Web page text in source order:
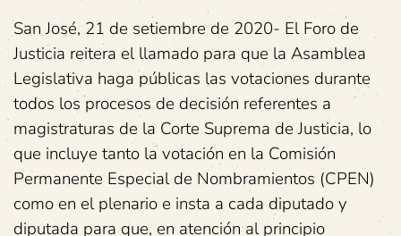
San José, 21 de setiembre de 2020- El Foro de
Justicia reitera el llamado para que la Asamblea
Legislativa haga públicas las votaciones durante
todos los procesos de decisión referentes a
magistraturas de la Corte Suprema de Justicia, lo
que incluye tanto la votación en la Comisión
Permanente Especial de Nombramientos (CPEN)
como en el plenario e insta a cada diputado y
diputada para que, en atención al principio